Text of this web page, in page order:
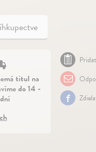
titul na
do 14 -